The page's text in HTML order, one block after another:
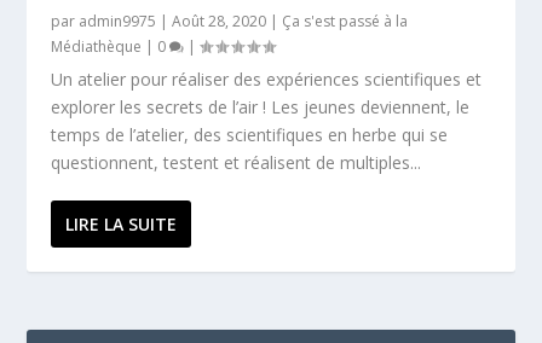
par admin9975 |Août 28, 2020 | Ça s'est passé à la
Médiathèque | 0 |
Un atelier pour réaliser des expériences scientifiques et
explorer les secrets de l’air ! Les jeunes deviennent, le
temps de l’atelier, des scientifiques en herbe qui se
questionnent, testent et réalisent de multiples...
LIRE LA SUITE